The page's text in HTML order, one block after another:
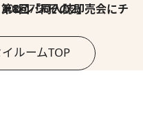
2026.7.30
第8回「同人誌即売会にチャレンジ その2」
ルームTOP